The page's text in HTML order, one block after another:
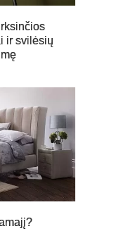
ir svilėsių